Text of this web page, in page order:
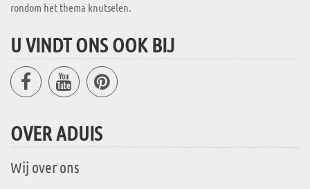
rondom het thema knutselen.
U VINDT ONS OOK BIJ
OVER ADUIS
Wij over ons